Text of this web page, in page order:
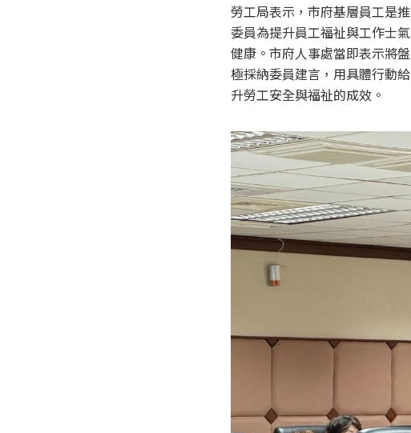
勞工局表示，市府基層員工是
委員為提升員工福祉與工作士
健康。市府人事處當即表示將
極採納委員建言，用具體行動
升勞工安全與福祉的成效。